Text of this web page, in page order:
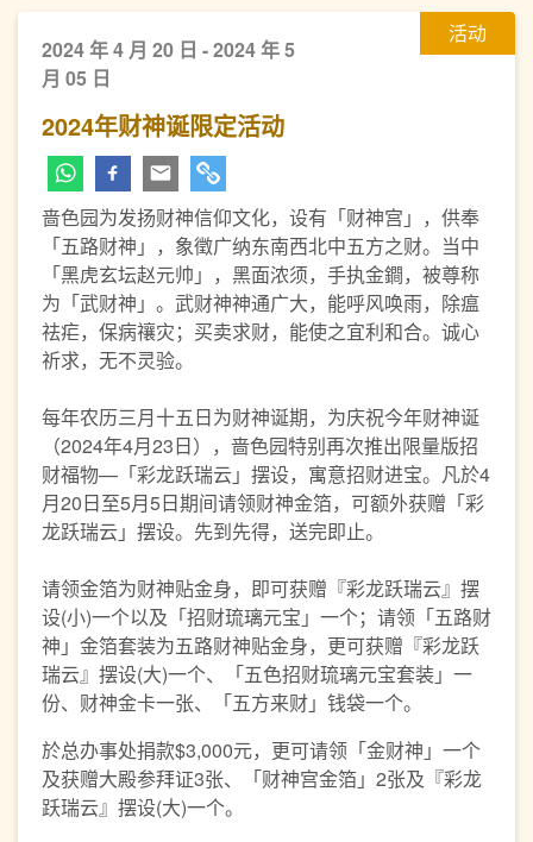
活动
2024 年 4 月 20 日 - 2024 年 5
月 05 日
2024年财神诞限定活动
啬色园为发扬财神信仰文化，设有「财神宫」，供奉
「五路财神」，象徵广纳东南西北中五方之财。当中
「黑虎玄坛赵元帅」，黑面浓须，手执金鐧，被尊称
为「武财神」。武财神神通广大，能呼风唤雨，除瘟
祛疟，保病禳灾；买卖求财，能使之宜利和合。诚心
祈求，无不灵验。
每年农历三月十五日为财神诞期，为庆祝今年财神诞
（2024年4月23日），啬色园特别再次推出限量版招
财福物—「彩龙跃瑞云」摆设，寓意招财进宝。凡於4
月20日至5月5日期间请领财神金箔，可额外获赠「彩
龙跃瑞云」摆设。先到先得，送完即止。
请领金箔为财神贴金身，即可获赠『彩龙跃瑞云』摆
设(小)一个以及「招财琉璃元宝」一个；请领「五路财
神」金箔套装为五路财神贴金身，更可获赠『彩龙跃
瑞云』摆设(大)一个、「五色招财琉璃元宝套装」一
份、财神金卡一张、「五方来财」钱袋一个。
於总办事处捐款$3,000元，更可请领「金财神」一个
及获赠大殿参拜证3张、「财神宫金箔」2张及『彩龙
跃瑞云』摆设(大)一个。